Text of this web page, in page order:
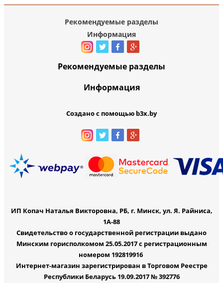
Рекомендуемые разделы
Информация
Рекомендуемые разделы
Информация
Создано с помощью b3x.by
ИП Копач Наталья Викторовна, РБ, г. Минск, ул. Я. Райниса,
1А-88
Свидетельство о государственной регистрации выдано
Минским горисполкомом 25.05.2017 с регистрационным
номером 192819916
Интернет-магазин зарегистрирован в Торговом Реестре
Республики Беларусь 19.09.2017 № 392776